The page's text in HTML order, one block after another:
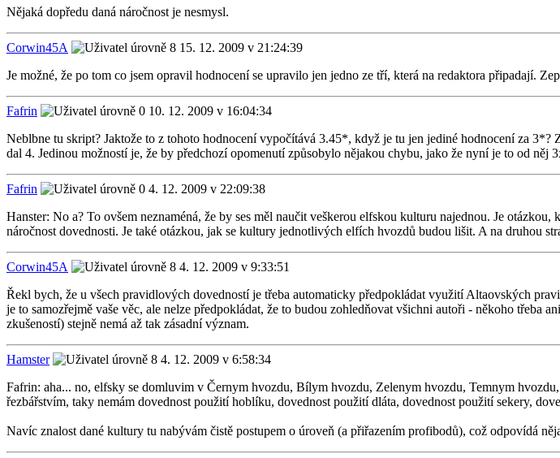
Nějaká dopředu daná náročnost je nesmysl.
Corwin45A
15. 12. 2009 v 21:24:39
Je možné, že po tom co jsem opravil hodnocení se upravilo jen jedno ze tří, která na redaktora připadají.
Fafrin
10. 12. 2009 v 16:04:34
Neblbne tu skript? Jaktože to z tohoto hodnocení vypočítává 3.45*, když je tu jen jediné hodnocení za
dal 4. Jedinou možností je, že by předchozí opomenutí způsobylo nějakou chybu, jako že nyní je to od něj
Fafrin
4. 12. 2009 v 22:09:38
Hanster: No a? To ovšem neznaméná, že by ses měl naučit veškerou elfskou kulturu najednou. Je
náročnost dovednosti. Je také otázkou, jak se kultury jednotlivých elfích hvozdů budou lišit. A na druhou
Corwin45A
4. 12. 2009 v 9:33:51
Řekl bych, že u všech pravidlových dovedností je třeba automaticky předpokládat využití Altaovských
je to samozřejmě vaše věc, ale nelze předpokládat, že to budou zohledňovat všichni autoři - někoho
zkušeností) stejně nemá až tak zásadní význam.
Hamster
4. 12. 2009 v 6:58:34
Fafrin: aha... no, elfsky se domluvim v Černym hvozdu, Bílym hvozdu, Zelenym hvozdu, Temnym
řezbářstvím, taky nemám dovednost použití hoblíku, dovednost použití dláta, dovednost použití sekery,
Navíc znalost dané kultury tu nabývám čistě postupem o úroveň (a přiřazením profibodů), což odpovídá